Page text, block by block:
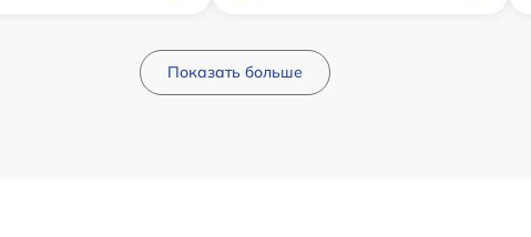
Показать больше